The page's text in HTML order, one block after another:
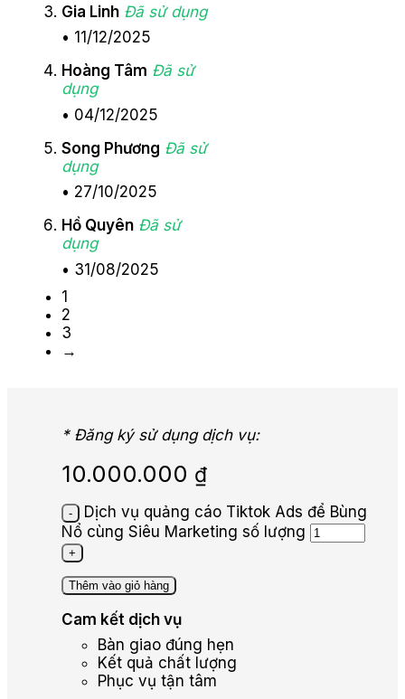
Gia Linh Đã sử dụng
• 11/12/2025
Hoàng Tâm Đã sử
dụng
• 04/12/2025
Song Phương Đã sử
dụng
• 27/10/2025
Hồ Quyên Đã sử
dụng
• 31/08/2025
1
2
3
→
* Đăng ký sử dụng dịch vụ:
10.000.000 ₫
Dịch vụ quảng cáo Tiktok Ads để Bùng
Nổ cùng Siêu Marketing số lượng
Thêm vào giỏ hàng
Cam kết dịch vụ
Bàn giao đúng hẹn
Kết quả chất lượng
Phục vụ tận tâm